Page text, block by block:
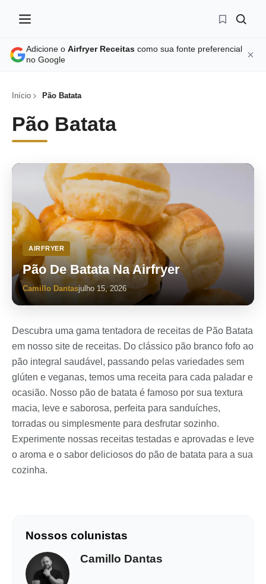
Adicione o Airfryer Receitas como sua fonte preferencial
no Google
Início Pão Batata
Pão Batata
AIRFRYER
Pão De Batata Na Airfryer
Camillo Dantasjulho 15, 2026
Descubra uma gama tentadora de receitas de Pão Batata
em nosso site de receitas. Do clássico pão branco fofo ao
pão integral saudável, passando pelas variedades sem
glúten e veganas, temos uma receita para cada paladar e
ocasião. Nosso pão de batata é famoso por sua textura
macia, leve e saborosa, perfeita para sanduíches,
torradas ou simplesmente para desfrutar sozinho.
Experimente nossas receitas testadas e aprovadas e leve
o aroma e o sabor deliciosos do pão de batata para a sua
cozinha.
Nossos colunistas
Camillo Dantas